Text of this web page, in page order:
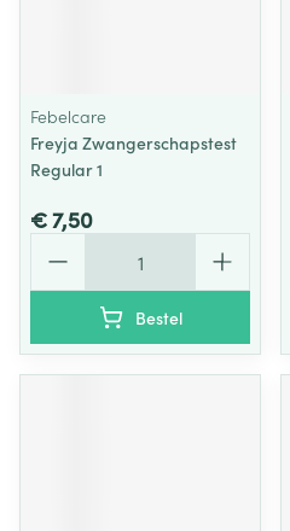
Febelcare
Freyja Zwangerschapstest
Regular 1
€ 7,50
Bestel